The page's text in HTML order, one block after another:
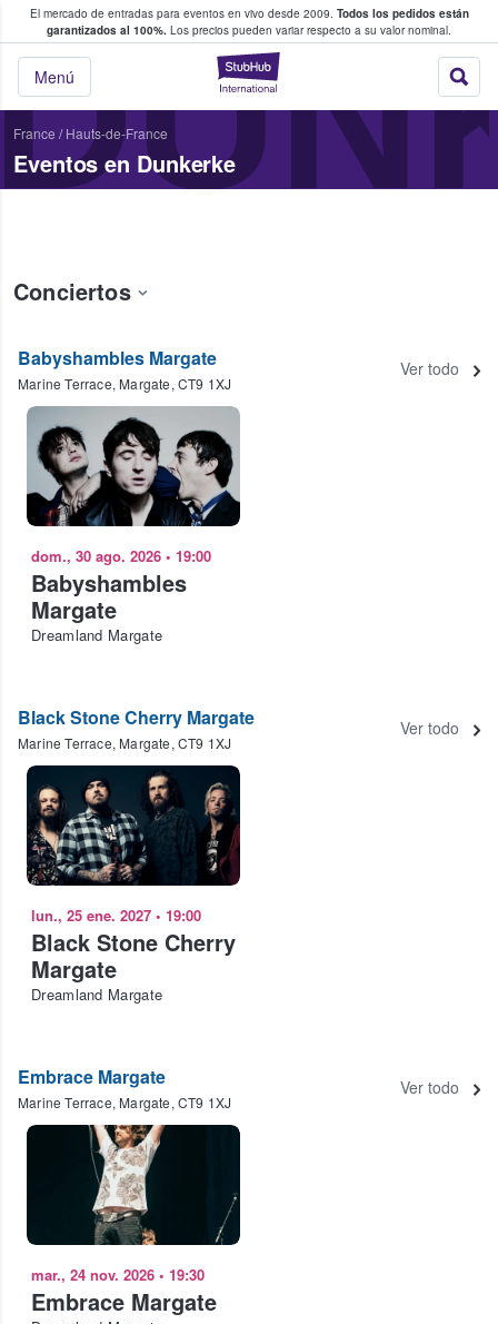
El mercado de entradas para eventos en vivo desde 2009. Todos los pedidos están
garantizados al 100%. Los precios pueden variar respecto a su valor nominal.
StubHub:
Menú
y venta de entradas entre fans
France / Hauts-de-France
Eventos en Dunkerke
Conciertos
Babyshambles Margate
Marine Terrace, Margate, CT9 1XJ
Ver todo
dom., 30 ago. 2026 • 19:00
Babyshambles
Margate
Dreamland Margate
Black Stone Cherry Margate
Marine Terrace, Margate, CT9 1XJ
Ver todo
lun., 25 ene. 2027 • 19:00
Black Stone Cherry
Margate
Dreamland Margate
Embrace Margate
Marine Terrace, Margate, CT9 1XJ
Ver todo
mar., 24 nov. 2026 • 19:30
Embrace Margate